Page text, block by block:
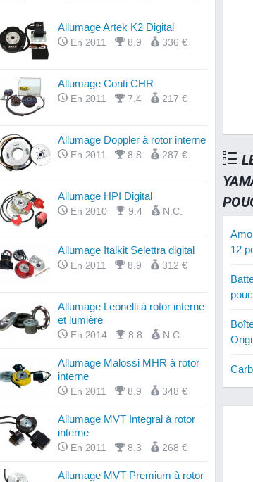
Allumage Artek K2 Digital
En 2011 8.9 336 €
Allumage Conti CHR
En 2011 7.4 217 €
Allumage Doppler à rotor interne
En 2011 8.8 287 €
Allumage HPI Digital
En 2010 9.4 N.C.
Allumage Italkit Selettra digital
En 2011 8.9 312 €
Allumage Leonelli à rotor interne
et lumière
En 2014 8.8 N.C.
Allumage Malossi MHR à rotor
interne
En 2011 8.9 348 €
Allumage MVT Integral à rotor
interne
En 2011 8.3 268 €
Allumage MVT Premium à rotor
12
12